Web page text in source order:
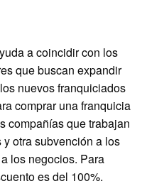
a coincidir con los
que buscan expandir
nuevos franquiciados
comprar una franquicia
compañías que trabajan
otra subvención a los
los negocios. Para
es del 100%.